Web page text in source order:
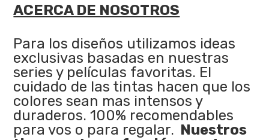
ACERCA DE NOSOTROS
Para los diseños utilizamos ideas
exclusivas basadas en nuestras
series y películas favoritas. El
cuidado de las tintas hacen que los
colores sean mas intensos y
duraderos. 100% recomendables
para vos o para regalar. Nuestros